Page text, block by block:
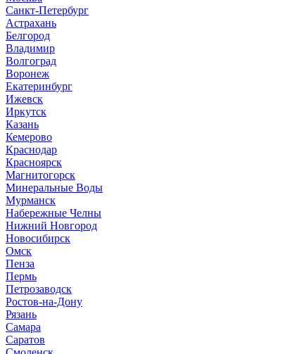
Санкт-Петербург
Астрахань
Белгород
Владимир
Волгоград
Воронеж
Екатеринбург
Ижевск
Иркутск
Казань
Кемерово
Краснодар
Красноярск
Магнитогорск
Минеральные Воды
Мурманск
Набережные Челны
Нижний Новгород
Новосибирск
Омск
Пенза
Пермь
Петрозаводск
Ростов-на-Дону
Рязань
Самара
Саратов